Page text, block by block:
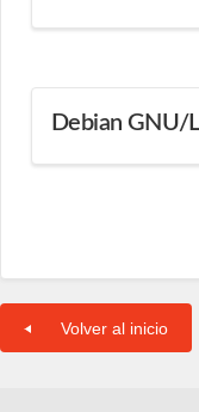
Debian GNU/
Volver al inicio